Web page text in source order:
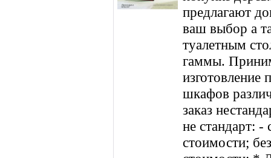
предлагают
ваш выбор а
туалетным
гаммы.
изготовление
шкафов
заказ
не стандарт: -
стоимости;